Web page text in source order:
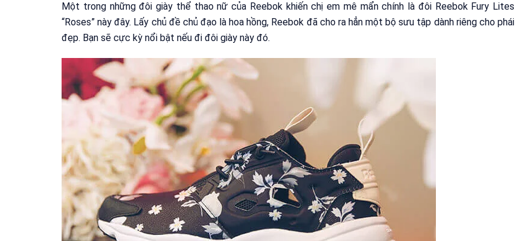
Một trong những đôi giày thể thao nữ của Reebok khiến chị em mê mẩn chính là đôi Reebok Fury Lites
“Roses” này đây. Lấy chủ đề chủ đạo là hoa hồng, Reebok đã cho ra hẳn một bộ sưu tập dành riêng cho phái
đẹp. Bạn sẽ cực kỳ nổi bật nếu đi đôi giày này đó.